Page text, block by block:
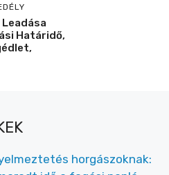
Leadása
Határidő,
horgászoknak: